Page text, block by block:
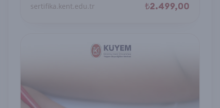
sertifika.kent.edu.tr ₺2.499,00